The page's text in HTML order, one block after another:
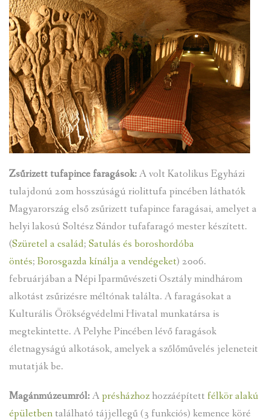
Zsűrizett tufapince faragások:A volt Katolikus Egyházi
tulajdonú 20m hosszúságú riolittufa pincében láthatók
Magyarország első zsűrizett tufapince faragásai, amelyet a
helyi lakosú Soltész Sándor tufafaragó mester készített.
(Szüretel a család; Satulás és boroshordóba
öntés; Borosgazda kínálja a vendégeket) 2006.
februárjában a Népi Iparművészeti Osztály mindhárom
alkotást zsűrizésre méltónak találta. A faragásokat a
Kulturális Örökségvédelmi Hivatal munkatársa is
megtekintette. A Pelyhe Pincében lévő faragások
életnagyságú alkotások, amelyek a szőlőművelés jeleneteit
mutatják be.
Magánmúzeumról:Aprésházhozhozzáépített félkör alakú
épületben található tájjellegű (3 funkciós) kemence köré